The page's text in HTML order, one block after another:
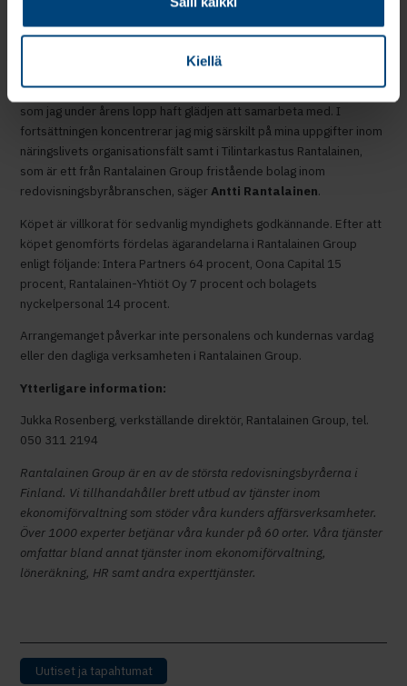
Kiellä
direktörJukka Rosenberg.
”Den flera decennier långa resan i redovisningsbyråbranschen har
varit ytterst givande och jag vill tacka arbetstagarna och kunderna
som jag under årens lopp haft glädjen att samarbeta med. I
fortsättningen koncentrerar jag mig särskilt på mina uppgifter inom
näringslivets organisationsfält samt i Tilintarkastus Rantalainen,
som är ett från Rantalainen Group fristående bolag inom
redovisningsbyråbranschen, sägerAntti Rantalainen.
Köpet är villkorat för sedvanlig myndighets godkännande. Efter att
köpet genomförts fördelas ägarandelarna i Rantalainen Group
enligt följande: Intera Partners 64 procent, Oona Capital 15
procent, Rantalainen-Yhtiöt Oy 7 procent och bolagets
nyckelpersonal 14 procent.
Arrangemanget påverkar inte personalens och kundernas vardag
eller den dagliga verksamheten i Rantalainen Group.
Ytterligare information:
Jukka Rosenberg, verkställande direktör, Rantalainen Group, tel.
050 311 2194
Rantalainen Group är en av de största redovisningsbyråerna i
Finland. Vi tillhandahåller brett utbud av tjänster inom
ekonomiförvaltning som stöder våra kunders affärsverksamheter.
Över 1000 experter betjänar våra kunder på 60 orter. Våra tjänster
omfattar bland annat tjänster inom ekonomiförvaltning,
löneräkning, HR samt andra experttjänster.
Uutiset ja tapahtumat